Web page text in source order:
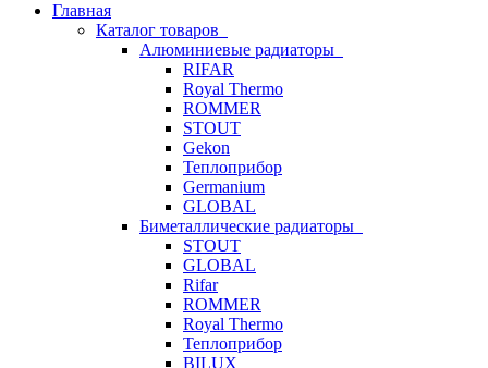
Главная
Каталог товаров
Алюминиевые радиаторы
RIFAR
Royal Thermo
ROMMER
STOUT
Gekon
Теплоприбор
Germanium
GLOBAL
Биметаллические радиаторы
STOUT
GLOBAL
Rifar
ROMMER
Royal Thermo
Теплоприбор
BILUX